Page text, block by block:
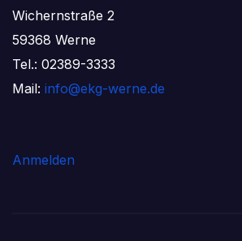
Wichernstraße 2
59368 Werne
Tel.: 02389-3333
Mail: info@ekg-werne.de
Anmelden